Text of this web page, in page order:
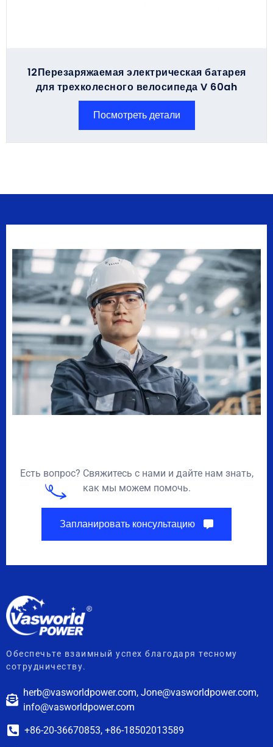
12Перезаряжаемая электрическая батарея
для трехколесного велосипеда V 60ah
Посмотреть детали
Есть вопрос? Свяжитесь с нами и дайте нам знать,
как мы можем помочь.
Запланировать консультацию
Обеспечьте взаимный успех благодаря тесному
сотрудничеству.
herb@vasworldpower.com, Jone@vasworldpower.com,
info@vasworldpower.com
+86-20-36670853, +86-18502013589